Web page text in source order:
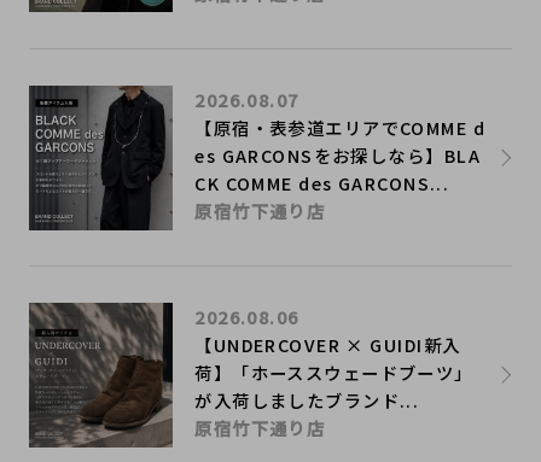
【原宿・表参道エリアでCOMME d
es GARCONSをお探しなら】BLA
CK COMME des GARCONS...
2026.08.07
原宿竹下通り店
【UNDERCOVER × GUIDI新入
荷】「ホーススウェードブーツ」
が入荷しましたブランド...
2026.08.06
原宿竹下通り店